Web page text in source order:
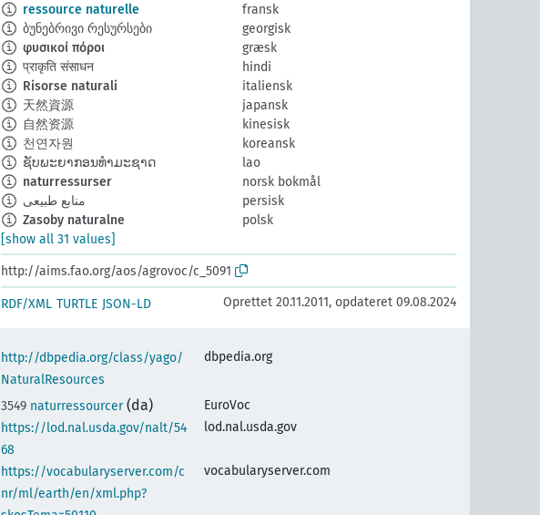
ressource naturelle
fransk
ბუნებრივი რესურსები
georgisk
φυσικοί πόροι
græsk
प्राकृति संसाधन
hindi
Risorse naturali
italiensk
天然資源
japansk
自然资源
kinesisk
천연자원
koreansk
ຊັບພະຍາກອນທຳມະຊາດ
lao
naturressurser
norsk bokmål
منابع طبیعی
persisk
Zasoby naturalne
polsk
[show all 31 values]
http://aims.fao.org/aos/agrovoc/c_5091
RDF/XML TURTLE JSON-LD Oprettet 20.11.2011, opdateret 09.08.2024
http://dbpedia.org/class/yago/
NaturalResources
dbpedia.org
3549 naturressourcer (da)
EuroVoc
https://lod.nal.usda.gov/nalt/54
68
lod.nal.usda.gov
https://vocabularyserver.com/c
nr/ml/earth/en/xml.php?
vocabularyserver.com